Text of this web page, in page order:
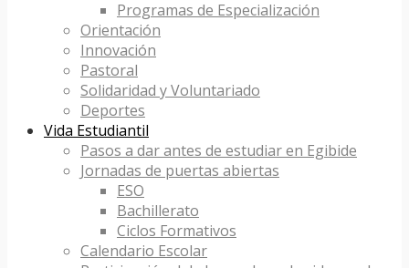
Programas de Especialización
Orientación
Innovación
Pastoral
Solidaridad y Voluntariado
Deportes
Vida Estudiantil
Pasos a dar antes de estudiar en Egibide
Jornadas de puertas abiertas
ESO
Bachillerato
Ciclos Formativos
Calendario Escolar